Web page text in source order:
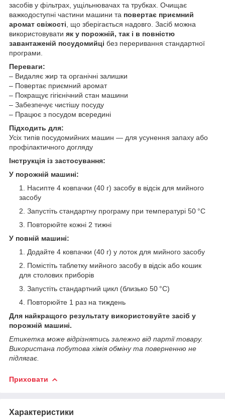
засобів у фільтрах, ущільнювачах та трубках. Очищає
важкодоступні частини машини та повертає приємний
аромат свіжості , що зберігається надовго. Засіб можна
використовувати як у порожній, так і в повністю
завантаженій посудомийці без переривання стандартної
програми.
Переваги:
– Видаляє жир та органічні залишки
– Повертає приємний аромат
– Покращує гігієнічний стан машини
– Забезпечує чистішу посуду
– Працює з посудом всередині
Підходить для:
Усіх типів посудомийних машин — для усунення запаху або
профілактичного догляду
Інструкція із застосування:
У порожній машині:
Насипте 4 ковпачки (40 г) засобу в відсік для мийного
засобу
Запустіть стандартну програму при температурі 50 °C
Повторюйте кожні 2 тижні
У повній машині:
Додайте 4 ковпачки (40 г) у лоток для мийного засобу
Помістіть таблетку мийного засобу в відсік або кошик
для столових приборів
Запустіть стандартний цикл (близько 50 °C)
Повторюйте 1 раз на тиждень
Для найкращого результату використовуйте засіб у
порожній машині.
Етикетка може відрізнятись залежно від партії товару.
Використана побутова хімія обміну та поверненню не
підлягає.
Приховати
Характеристики